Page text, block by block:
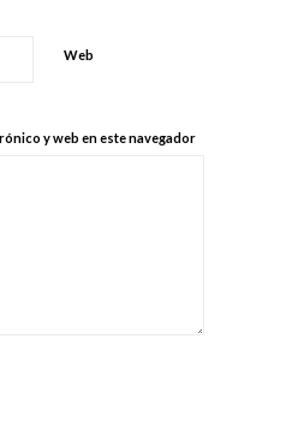
Web
y web en este navegador